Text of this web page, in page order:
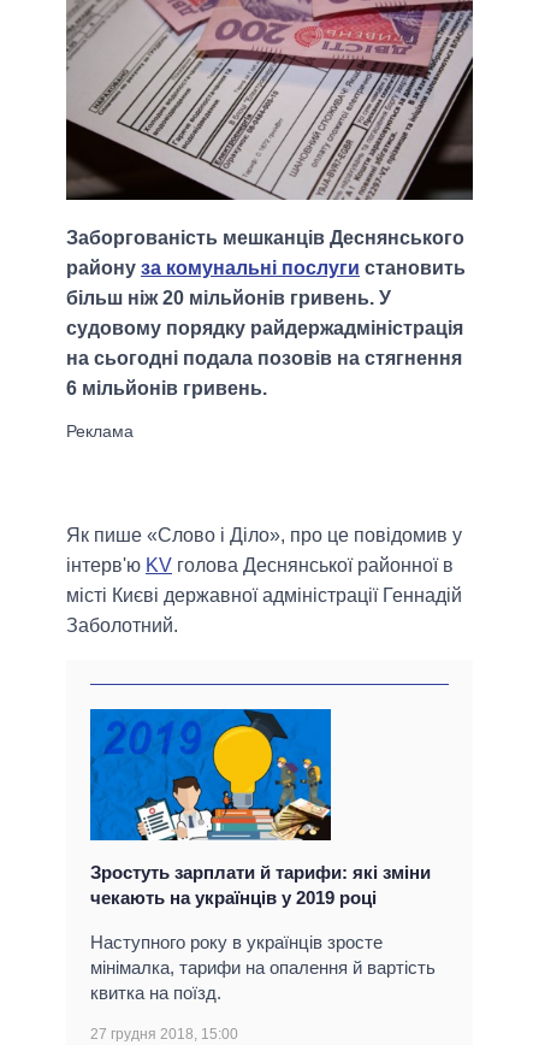
Заборгованість мешканців Деснянського
району за комунальні послуги становить
більш ніж 20 мільйонів гривень. У
судовому порядку райдержадміністрація
на сьогодні подала позовів на стягнення
6 мільйонів гривень.
Як пише «Слово і Діло», про це повідомив у
інтерв'ю KV голова Деснянської районної в
місті Києві державної адміністрації Геннадій
Заболотний.
Зростуть зарплати й тарифи: які зміни
чекають на українців у 2019 році
Наступного року в українців зросте
мінімалка, тарифи на опалення й вартість
квитка на поїзд.
27 грудня 2018, 15:00